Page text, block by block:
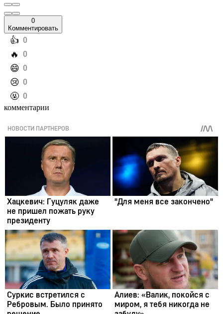
0
Комментировать
️👍 0
️🔥 0
️😄 0
️😢 0
️🤬 0
комментарии